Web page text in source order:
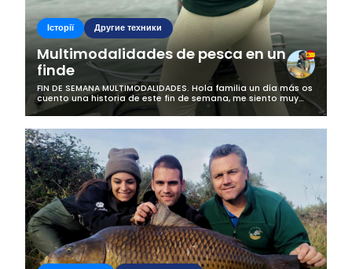
Історії Другие техники
Multimodalidades de pesca en un
finde
FIN DE SEMANA MULTIMODALIDADES. Hola familia un día más os
cuento una historia de este fin de semana, me siento muy
afortunada de poder vivir estas aventuras y poder seguir
creciendo en la pesca...